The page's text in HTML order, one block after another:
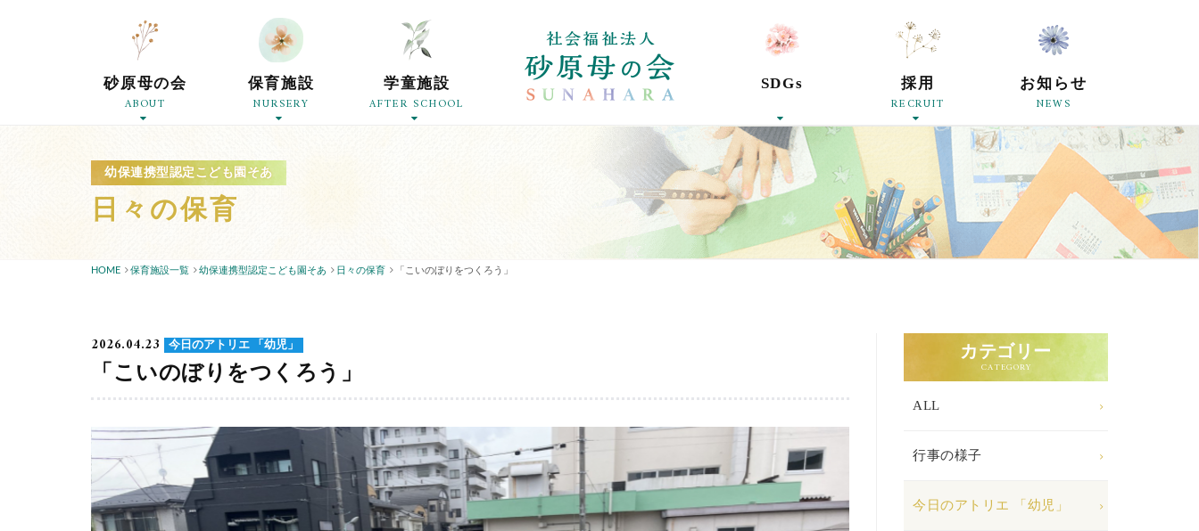
社会福祉法人砂原母の会
砂原母の会
ABOUT
保育施設
NURSERY
学童施設
AFTER SCHOOL
SDGs 採用
RECRUIT
お知らせ
NEWS
幼保連携型認定こども園そあ
日々の保育
HOME 保育施設一覧 幼保連携型認定こども園そあ 日々の保育 「こいのぼりをつくろう」
カテゴリー
CATEGORY
ALL
行事の様子
今日のアトリエ 「幼児」
2026.04.23 今日のアトリエ 「幼児」
「こいのぼりをつくろう」